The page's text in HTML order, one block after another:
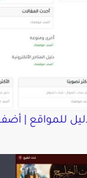
للمواقع |